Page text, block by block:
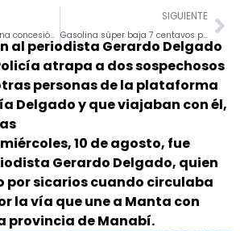
Ataque armado en una concesión minera de Azuay; hay heridos y muertos
SIGUIENTE
Gasolina súper baja 7 centavos por galón desde este viernes
al periodista Gerardo Delgado
atrapa a dos sospechosos
personas de la plataforma
Delgado y que viajaban con él,
10 de agosto, fue
Gerardo Delgado, quien
por sicarios cuando circulaba
la vía que une a Manta con
provincia de Manabí.